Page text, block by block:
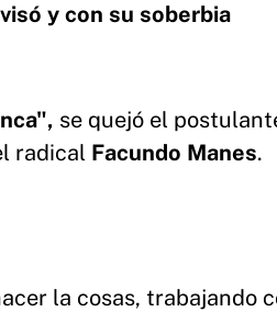
y con su soberbia
se quejó el
radical Facundo Manes.
la cosas, trabajando